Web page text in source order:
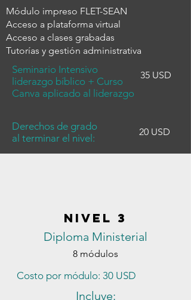
Módulo impreso FLET-SEAN
Acceso a plataforma virtual
Acceso a clases grabadas
Tutorías y gestión administrativa
Seminario Intensivo
liderazgo bíblico + Curso
Canva aplicado al liderazgo
35 USD
Derechos de grado
al terminar el nivel:
20 USD
Nivel 3
Diploma Ministerial
8 módulos
Costo por módulo: 30 USD
Incluye: